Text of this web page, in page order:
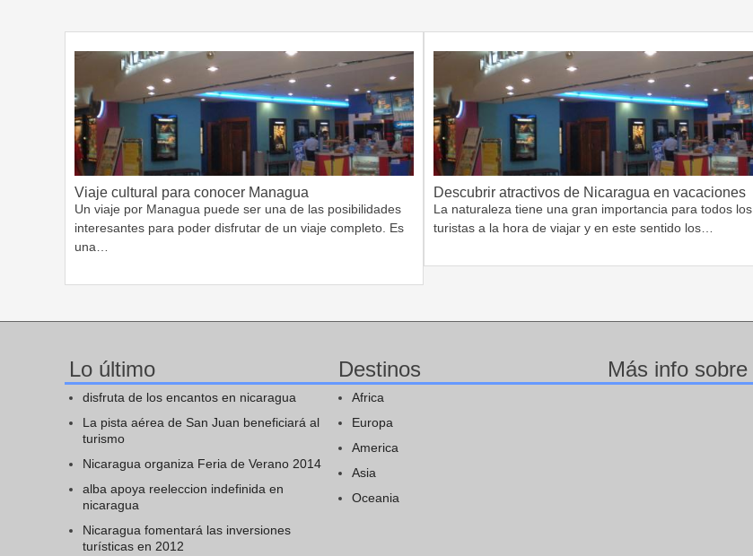
Viaje cultural para conocer Managua
Un viaje por Managua puede ser una de las posibilidades
interesantes para poder disfrutar de un viaje completo. Es
una…
Descubrir atractivos de Nicaragua en vacaciones
La naturaleza tiene una gran importancia para todos los
turistas a la hora de viajar y en este sentido los…
Lo último
disfruta de los encantos en nicaragua
La pista aérea de San Juan beneficiará al
turismo
Nicaragua organiza Feria de Verano 2014
alba apoya reeleccion indefinida en
nicaragua
Nicaragua fomentará las inversiones
turísticas en 2012
Destinos
Africa
Europa
America
Asia
Oceania
Más info sobre